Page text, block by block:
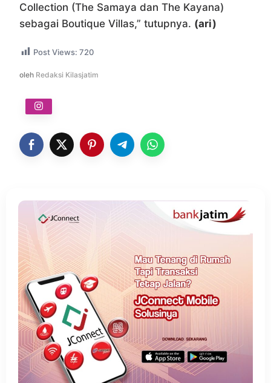
Collection (The Samaya dan The Kayana)
sebagai Boutique Villas,” tutupnya. (ari)
Post Views: 720
oleh Redaksi Kilasjatim